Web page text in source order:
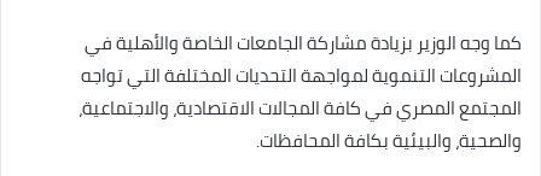
كما وجه الوزير بزيادة مشاركة الجامعات الخاصة والأهلية في
المشروعات التنموية لمواجهة التحديات المختلفة التي تواجه
المجتمع المصري في كافة المجالات الاقتصادية، والاجتماعية،
والصحية، والبيئية بكافة المحافظات.